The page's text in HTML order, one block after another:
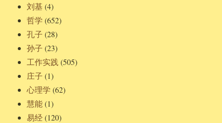
刘基 (4)
哲学 (652)
孔子 (28)
孙子 (23)
工作实践 (505)
庄子 (1)
心理学 (62)
慧能(1)
易经(120)